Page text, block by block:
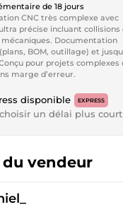
de 18 jours
CNC très complexe avec
précise incluant collisions
Documentation
BOM, outillage) et
pour projets complexes
marge d’erreur.
disponible EXPRESS
un délai plus
vendeur